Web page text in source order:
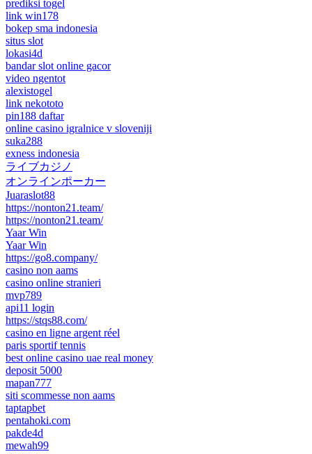
prediksi togel
link win178
bokep sma indonesia
situs slot
lokasi4d
bandar slot online gacor
video ngentot
alexistogel
link nekototo
pin188 daftar
online casino igralnice v sloveniji
suka288
exness indonesia
ライブカジノ
オンラインポーカー
Juaraslot88
https://nonton21.team/
https://nonton21.team/
Yaar Win
Yaar Win
https://go8.company/
casino non aams
casino online stranieri
mvp789
api11 login
https://stqs88.com/
casino en ligne argent réel
paris sportif tennis
best online casino uae real money
deposit 5000
mapan777
siti scommesse non aams
taptapbet
pentahoki.com
pakde4d
mewah99